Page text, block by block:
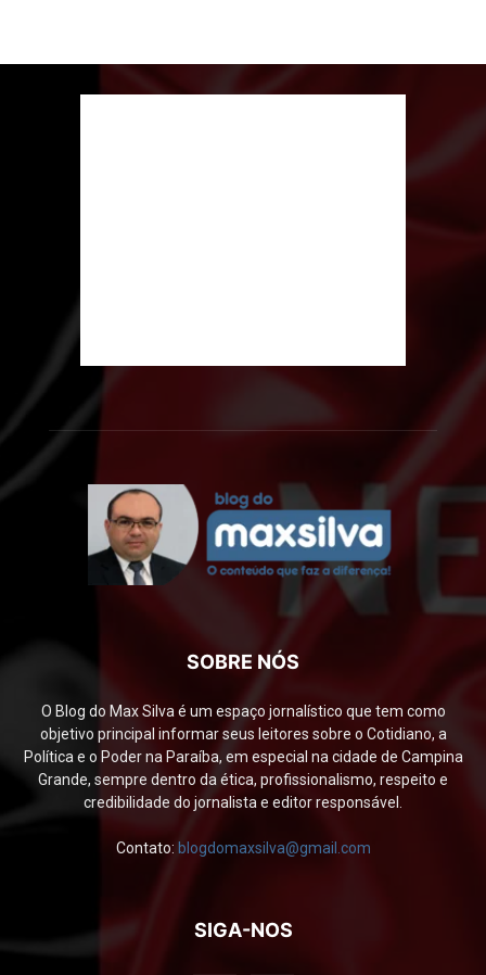
SOBRE NÓS
O Blog do Max Silva é um espaço jornalístico que tem como
objetivo principal informar seus leitores sobre o Cotidiano, a
Política e o Poder na Paraíba, em especial na cidade de Campina
Grande, sempre dentro da ética, profissionalismo, respeito e
credibilidade do jornalista e editor responsável.
Contato: blogdomaxsilva@gmail.com
SIGA-NOS